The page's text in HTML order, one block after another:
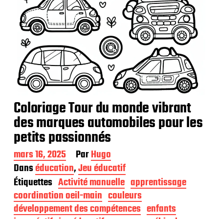
Coloriage Tour du monde vibrant
des marques automobiles pour les
petits passionnés
D
a
t
e
d
e
p
mars 16, 2025 ParHugo
Danséducation,Jeu éducatif
Étiquettes Activité manuelle apprentissage
coordination oeil-main couleurs
développement des compétences enfants